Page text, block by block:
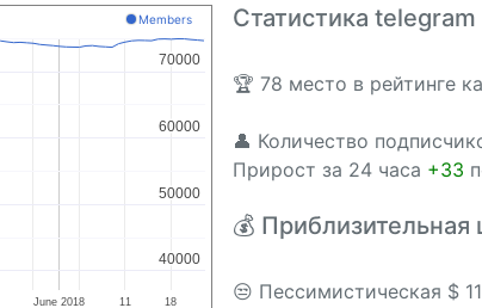
Members
June 2018 11 18
40000
40000
50000
50000
60000
60000
70000
70000
Статистика
🏆 78 место в рейтинге
👤 Количество
Прирост за 24 часа +33
💰
😒 Пессимистическая $